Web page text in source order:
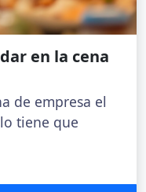
en la cena
de empresa el
tiene que